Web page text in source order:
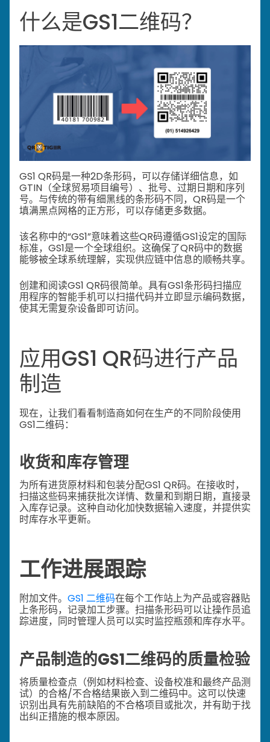
什么是GS1二维码？
GS1 QR码是一种2D条形码，可以存储详细信息，如
GTIN（全球贸易项目编号）、批号、过期日期和序列
号。与传统的带有细黑线的条形码不同，QR码是一个
填满黑点网格的正方形，可以存储更多数据。
该名称中的“GS1”意味着这些QR码遵循GS1设定的国际
标准，GS1是一个全球组织。这确保了QR码中的数据
能够被全球系统理解，实现供应链中信息的顺畅共享。
创建和阅读GS1 QR码很简单。具有GS1条形码扫描应
用程序的智能手机可以扫描代码并立即显示编码数据，
使其无需复杂设备即可访问。
应用GS1 QR码进行产品
制造
现在，让我们看看制造商如何在生产的不同阶段使用
GS1二维码：
收货和库存管理
为所有进货原材料和包装分配GS1 QR码。在接收时，
扫描这些码来捕获批次详情、数量和到期日期，直接录
入库存记录。这种自动化加快数据输入速度，并提供实
时库存水平更新。
工作进展跟踪
附加文件。 GS1 二维码在每个工作站上为产品或容器贴
上条形码，记录加工步骤。扫描条形码可以让操作员追
踪进度，同时管理人员可以实时监控瓶颈和库存水平。
产品制造的GS1二维码的质量检验
将质量检查点（例如材料检查、设备校准和最终产品测
试）的合格/不合格结果嵌入到二维码中。这可以快速
识别出具有先前缺陷的不合格项目或批次，并有助于找
出纠正措施的根本原因。